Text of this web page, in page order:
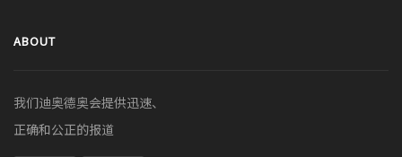
ABOUT
我们迪奥德奥会提供迅速、
正确和公正的报道